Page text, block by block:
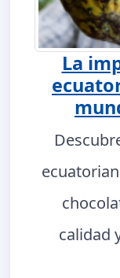
La
calidad